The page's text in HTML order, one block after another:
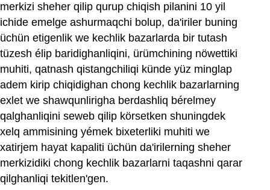
merkizi sheher qilip qurup chiqish pilanini 10 yil
ichide emelge ashurmaqchi bolup, da'iriler buning
üchün etigenlik we kechlik bazarlarda bir tutash
tüzesh élip baridighanliqini, ürümchining nöwettiki
muhiti, qatnash qistangchiliqi künde yüz minglap
adem kirip chiqidighan chong kechlik bazarlarning
exlet we shawqunlirigha berdashliq bérelmey
qalghanliqini seweb qilip körsetken shuningdek
xelq ammisining yémek bixeterliki muhiti we
xatirjem hayat kapaliti üchün da'irilerning sheher
merkizidiki chong kechlik bazarlarni taqashni qarar
qilghanliqi tekitlen'gen.